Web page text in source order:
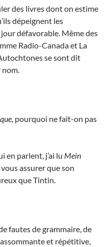
des livres dont on estime
dépeignent les
défavorable. Même des
Radio-Canada et La
se sont dit
nom.
pourquoi ne fait-on pas
en parlent, j’ai lu Mein
assurer que son
que Tintin.
fautes de grammaire, de
et répétitive,